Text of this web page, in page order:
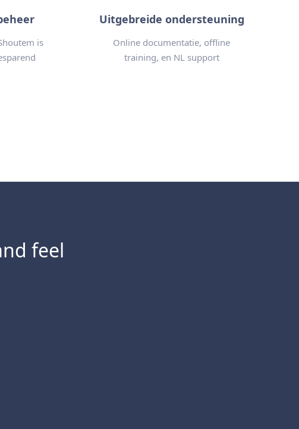
is
Uitgebreide ondersteuning
Online documentatie, offline
training, en NL support
feel